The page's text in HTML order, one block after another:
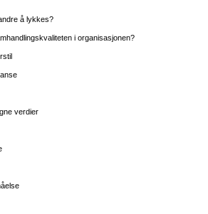
å lykkes?
i organisasjonen?
verdier